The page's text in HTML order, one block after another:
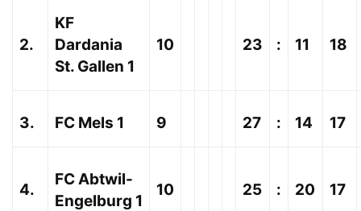
2.
KF
Dardania
St. Gallen 1
10 23 : 11 18
3. FC Mels 1 9 27 : 14 17
4.
FC Abtwil-
Engelburg 1
10 25 : 20 17